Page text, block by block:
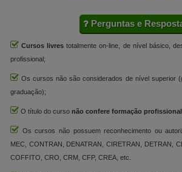
Perguntas e
Cursos livres totalmente on-line, de nível básico,
profissional;
Os cursos não são considerados de nível superior
graduação);
O título do curso não confere formação profissional
Os cursos não possuem reconhecimento ou
MEC, CONTRAN, DENATRAN, CIRETRAN, DETRAN,
COFFITO, CRO, CRM, CFP, CREA, etc.